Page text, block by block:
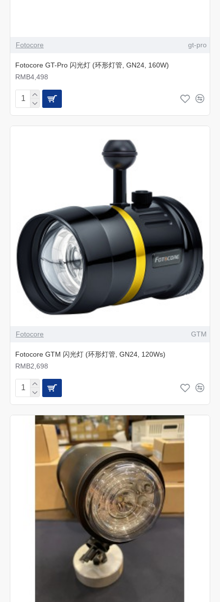
Fotocore gt-pro
Fotocore GT-Pro 闪光灯 (环形灯管, GN24, 160W)
RMB4,498
Fotocore GTM
Fotocore GTM 闪光灯 (环形灯管, GN24, 120Ws)
RMB2,698